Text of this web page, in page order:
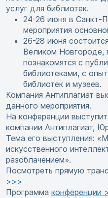
услуг для библиотек.
24-26 июня в Санкт-
мероприятия
26-28 июня
Великом Новгороде,
познакомятся с
библиотеками, с
библиотек и музеев.
Компания Антиплагиат
данного мероприятия.
На конференции
компании Антиплагиат,
Тема его выступления:
искусственного
разоблачением».
Посмотреть прямую
>>>
Программа конференции